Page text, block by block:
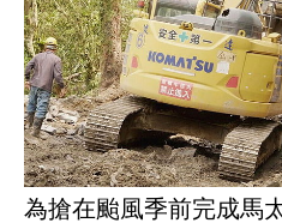
為搶在颱風季前完成馬